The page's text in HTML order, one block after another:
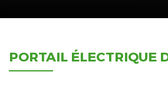
PORTAIL ÉLECTRIQUE